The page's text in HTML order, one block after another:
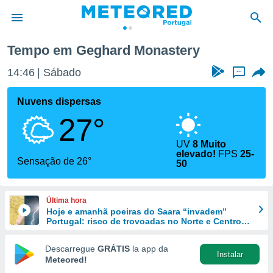
da
foi
fornecidas
a este
das
e
forma
digital
Tempo em Geghard Monastery
14:46 Sábado ...
Nuvens dispersas
27°
Sensação de 26°
UV8 Muito
elevado! FPS25-
50
Última hora
Hoje e amanhã poeiras do Saara “invadem”
Portugal: risco de trovoadas no Norte e Centro
Descarregue GRÁTIS la app da
Meteored!
Instalar